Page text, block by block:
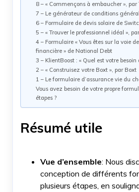
8 – « Commençons à embaucher », par
7 – Le générateur de conditions
6 – Formulaire de devis solaire de
5 – « Trouver le professionnel idéal »,
4 – Formulaire « Vous êtes sur la voie
financière » de National Debt
3 – KlientBoost : « Quel est votre besoin
2 – « Construisez votre Boxt », par Boxt
1 – Le formulaire d’assurance vie du
Vous avez besoin de votre propre
étapes ?
Résumé utile
Vue d’ensemble: Nous
conception de différents
plusieurs étapes, en